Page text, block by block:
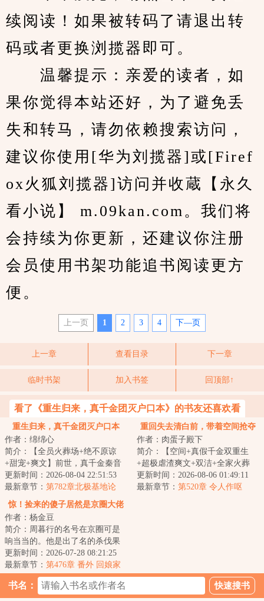
续阅读！如果被转码了请退出转
码或者更换浏揽器即可。
温馨提示：亲爱的读者，如
果你觉得本站还好，为了避免丢
失和转马，请勿依赖搜索访问，
建议你使用[华为刘揽器]或[Firef
ox火狐刘揽器]访问并收蔵【永久
看小说】 m.09kan.com。我们将
会持续为你更新，还建议你注册
会员使用书架功能追书阅读更方
便。
上一页 1 2 3 4 下—页
上一章 查看目录 下一章
临时书架 加入书签 回顶部↑
看了《重生归来，真千金团灭户口本》的书友还喜欢看
重生归来，真千金团灭户口本
作者：绵绵心
简介：【全员火葬场+绝不原谅
+甜宠+爽文】前世，真千金秦音
认亲回家后拼命讨好付出，渴求
亲情，临死前全...
更新时间：2026-08-04 22:51:53
最新章节： 第782章北极基地论
坛，崔游安有个人密码
重回失去清白前，带着空间抢夺
江山
作者：肉蛋子殿下
简介：【空间+真假千金双重生
+超极虐渣爽文+双洁+全家火葬
场】&lt;br/&gt;【白切黑、貌美绝
伦贵女+禁欲、...
更新时间：2026-08-06 01:49:11
最新章节： 第520章 令人作呕
惊！捡来的傻子居然是京圈大佬
作者：杨金豆
简介：周暮行的名号在京圈可是
响当当的。他是出了名的杀伐果
断，腹黑无情，在一众兄弟里
面，优秀到让人望...
更新时间：2026-07-28 08:21:25
最新章节： 第476章 番外 回娘家
书名：